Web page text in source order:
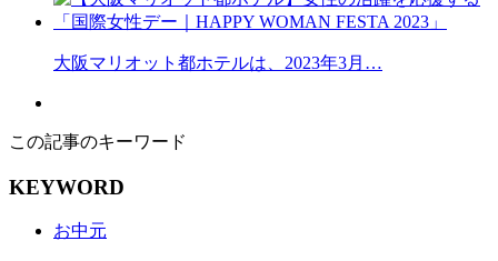
大阪マリオット都ホテルは、2023年3月…
この記事のキーワード
KEYWORD
お中元